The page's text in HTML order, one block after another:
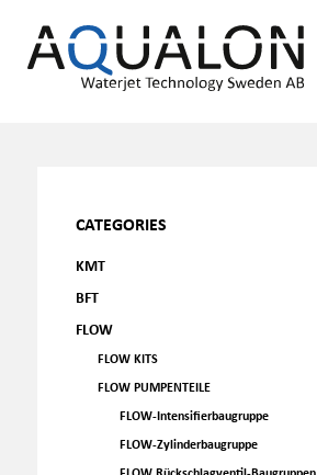
CATEGORIES
KMT
BFT
FLOW
FLOW KITS
FLOW PUMPENTEILE
FLOW-Intensifierbaugruppe
FLOW-Zylinderbaugruppe